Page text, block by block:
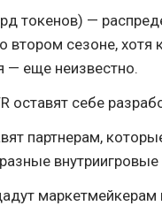
токенов) —
втором сезоне, хотя
— еще неизвестно.
оставят себе
партнерам,
внутриигровые
маркетмейкерам